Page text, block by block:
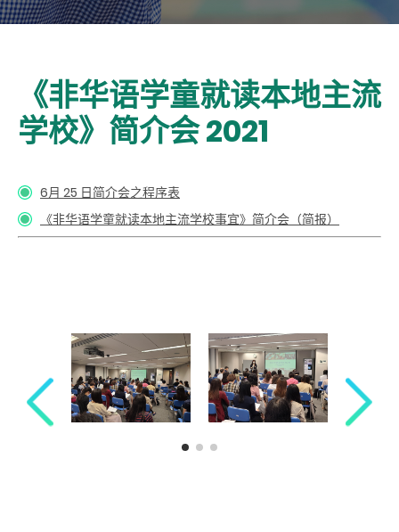
《非华语学童就读本地主流
学校》简介会 2021
6月 25 日简介会之程序表
《非华语学童就读本地主流学校事宜》简介会（简报）